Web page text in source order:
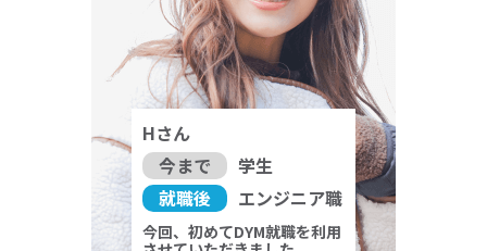
Hさん
今まで
学生
就職後
エンジニア職
今回、初めてDYM就職を利用